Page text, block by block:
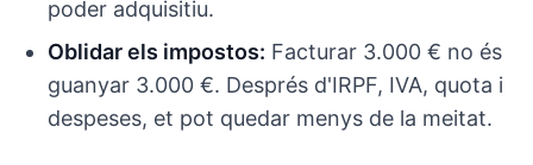
poder adquisitiu.
Oblidar els impostos: Facturar 3.000 € no és
guanyar 3.000 €. Després d'IRPF, IVA, quota i
despeses, et pot quedar menys de la meitat.